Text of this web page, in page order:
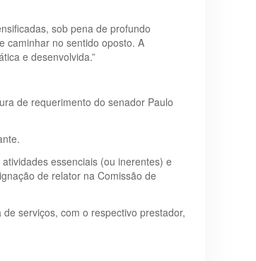
sob pena de profundo
caminhar no sentido oposto. A
e desenvolvida.”
de requerimento do senador Paulo
essenciais (ou inerentes) e
de relator na Comissão de
serviços, com o respectivo prestador,